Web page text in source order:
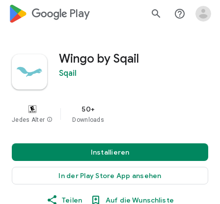
google_logo Play search help_outline
Wingo by Sqail
Sqail
Jedes Alter info
50+
Downloads
Installieren
In der Play Store App ansehen
Teilen Auf die Wunschliste